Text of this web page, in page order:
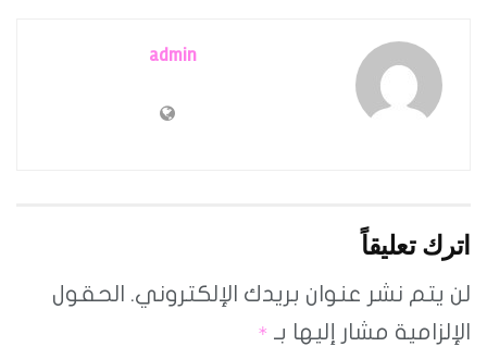
admin
اترك تعليقاً
لن يتم نشر عنوان بريدك الإلكتروني. الحقول
الإلزامية مشار إليها بـ *